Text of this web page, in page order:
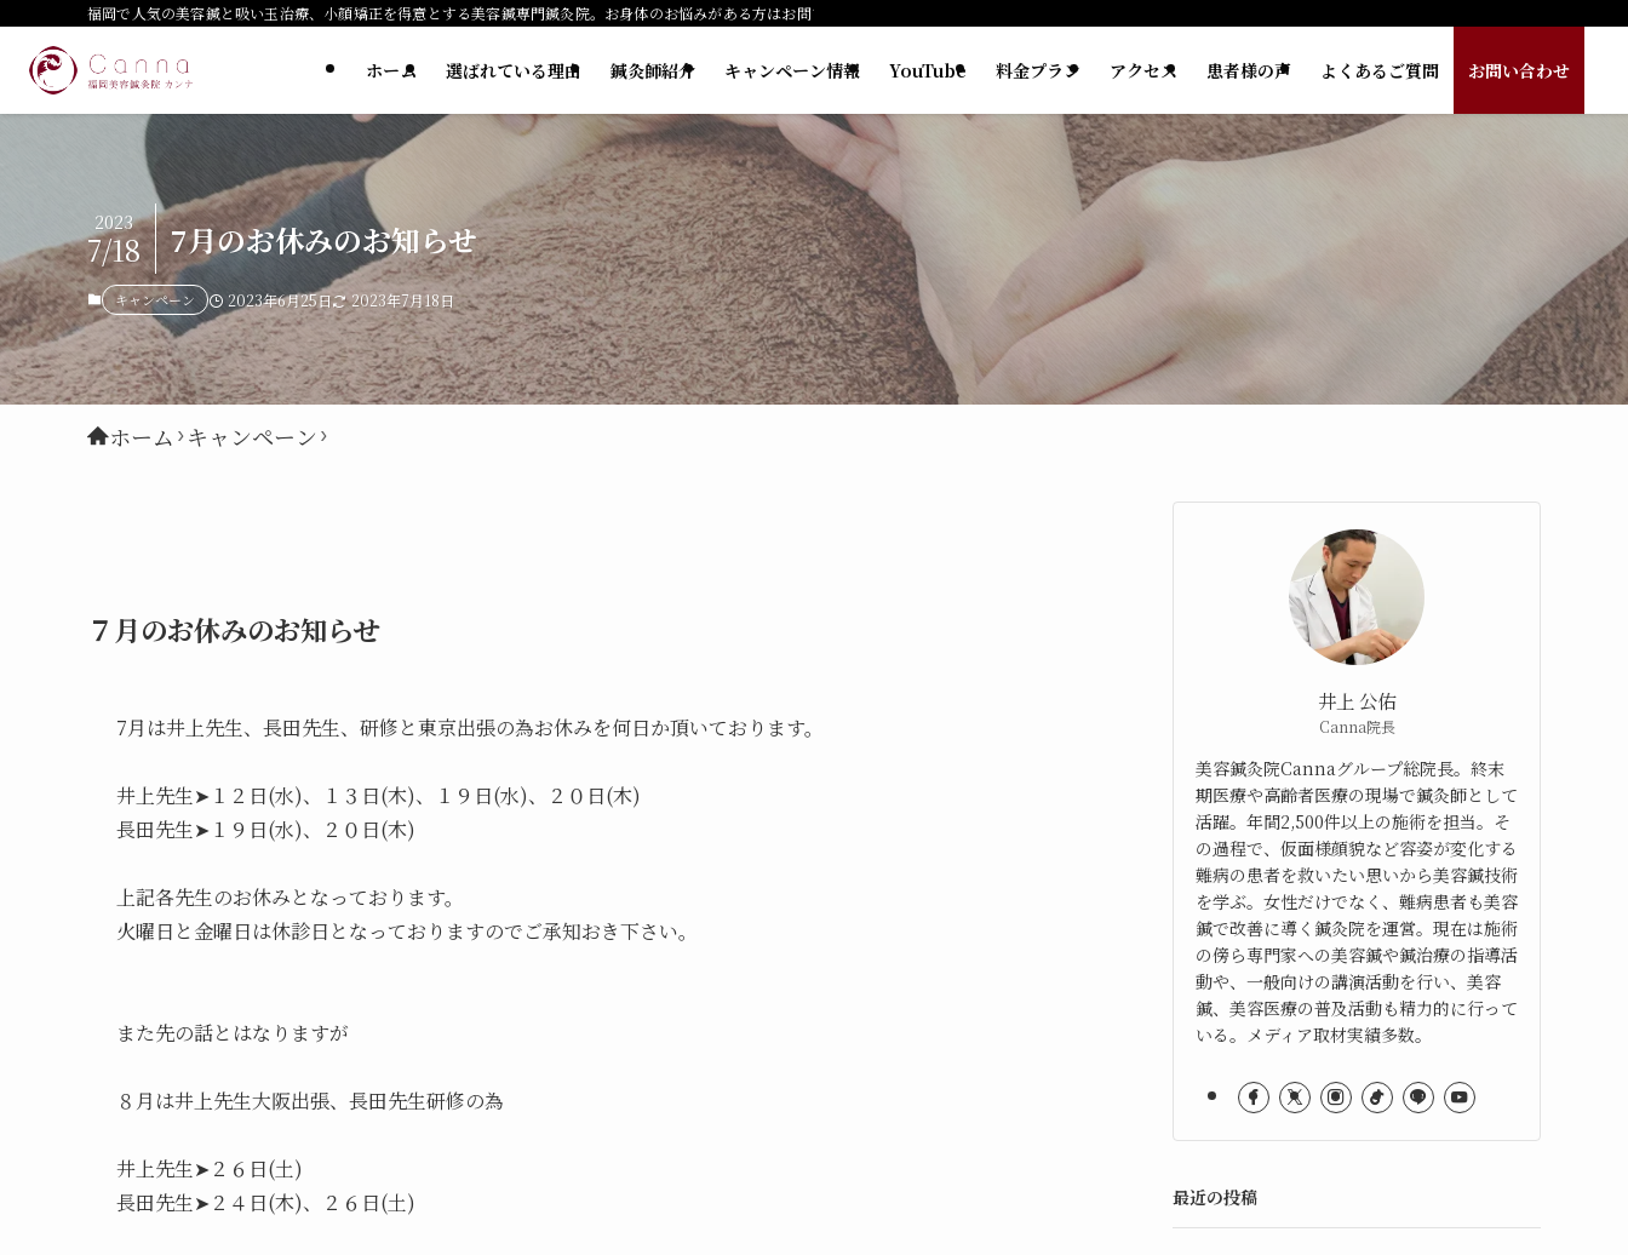
福岡で人気の美容鍼と吸い玉治療、小顔矯正を得意とする美容鍼専門鍼灸院。お身体のお悩みがある方はお問い合わせください。
ホーム 選ばれている理由 鍼灸師紹介 キャンペーン情報 YouTube 料金プラン アクセス 患者様の声 よくあるご質問 お問い合わせ
7月のお休みのお知らせ
2023
7/18
キャンペーン 2023年6月25日 2023年7月18日
ホーム キャンペーン
７月のお休みのお知らせ
7月は井上先生、長田先生、研修と東京出張の為お休みを何日か頂いております。
井上先生➤１２日(水)、１３日(木)、１９日(水)、２０日(木)
長田先生➤１９日(水)、２０日(木)
上記各先生のお休みとなっております。
火曜日と金曜日は休診日となっておりますのでご承知おき下さい。
また先の話とはなりますが
８月は井上先生大阪出張、長田先生研修の為
井上先生➤２６日(土)
長田先生➤２４日(木)、２６日(土)
井上 公佑
Canna院長
美容鍼灸院Cannaグループ総院長。終末
期医療や高齢者医療の現場で鍼灸師として
活躍。年間2,500件以上の施術を担当。そ
の過程で、仮面様顔貌など容姿が変化する
難病の患者を救いたい思いから美容鍼技術
を学ぶ。女性だけでなく、難病患者も美容
鍼で改善に導く鍼灸院を運営。現在は施術
の傍ら専門家への美容鍼や鍼治療の指導活
動や、一般向けの講演活動を行い、美容
鍼、美容医療の普及活動も精力的に行って
いる。メディア取材実績多数。
最近の投稿